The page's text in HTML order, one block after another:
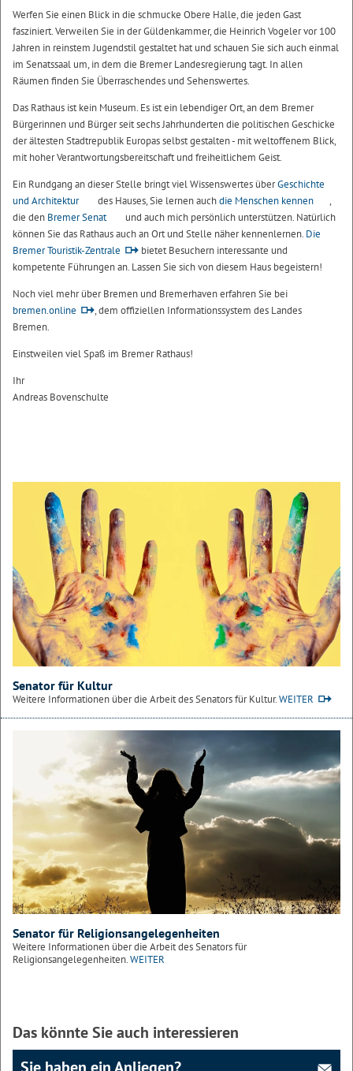
Werfen Sie einen Blick in die schmucke Obere Halle, die jeden Gast
fasziniert. Verweilen Sie in der Güldenkammer, die Heinrich Vogeler vor 100
Jahren in reinstem Jugendstil gestaltet hat und schauen Sie sich auch einmal
im Senatssaal um, in dem die Bremer Landesregierung tagt. In allen
Räumen finden Sie Überraschendes und Sehenswertes.
Das Rathaus ist kein Museum. Es ist ein lebendiger Ort, an dem Bremer
Bürgerinnen und Bürger seit sechs Jahrhunderten die politischen Geschicke
der ältesten Stadtrepublik Europas selbst gestalten - mit weltoffenem Blick,
mit hoher Verantwortungsbereitschaft und freiheitlichem Geist.
Ein Rundgang an dieser Stelle bringt viel Wissenswertes überGeschichte
und Architektur
des Hauses, Sie lernen auchdie Menschen kennen
,
die den Bremer Senat
und auch mich persönlich unterstützen. Natürlich
können Sie das Rathaus auch an Ort und Stelle näher kennenlernen. Die
Bremer Touristik-Zentrale
bietet Besuchern interessante und
kompetente Führungen an. Lassen Sie sich von diesem Haus begeistern!
Noch viel mehr über Bremen und Bremerhaven erfahren Sie bei
bremen.online
, dem offiziellen Informationssystem des Landes
Bremen.
Einstweilen viel Spaß im Bremer Rathaus!
Ihr
Andreas Bovenschulte
Senator für Kultur
Weitere Informationen über die Arbeit des Senators für Kultur.WEITER
Senator für Religionsangelegenheiten
Weitere Informationen über die Arbeit des Senators für
Religionsangelegenheiten.WEITER
Das könnte Sie auch interessieren